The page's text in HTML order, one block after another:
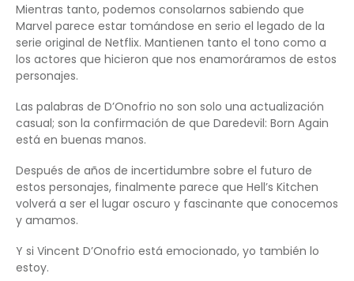
Mientras tanto, podemos consolarnos sabiendo que
Marvel parece estar tomándose en serio el legado de la
serie original de Netflix. Mantienen tanto el tono como a
los actores que hicieron que nos enamoráramos de estos
personajes.
Las palabras de D’Onofrio no son solo una actualización
casual; son la confirmación de que Daredevil: Born Again
está en buenas manos.
Después de años de incertidumbre sobre el futuro de
estos personajes, finalmente parece que Hell’s Kitchen
volverá a ser el lugar oscuro y fascinante que conocemos
y amamos.
Y si Vincent D’Onofrio está emocionado, yo también lo
estoy.